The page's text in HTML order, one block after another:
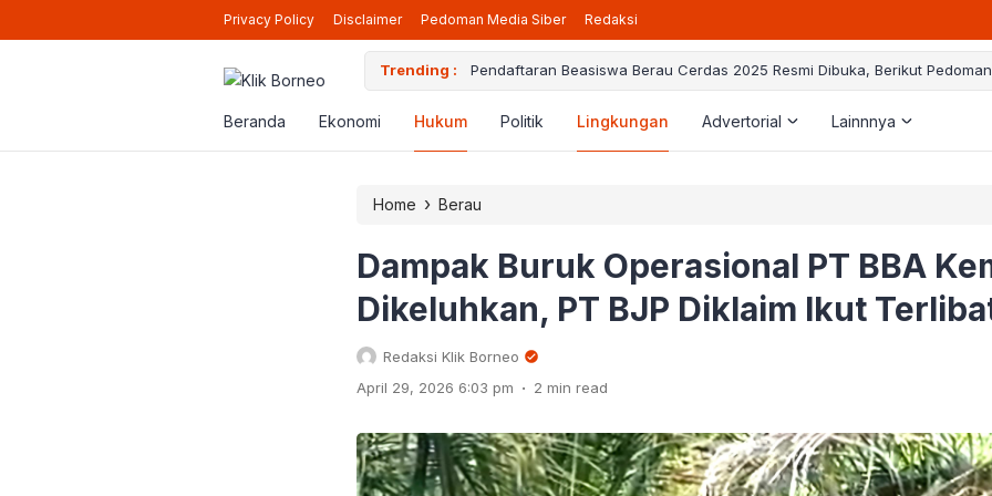
Privacy Policy Disclaimer Pedoman Media Siber Redaksi
Trending :
Siap Beroperasi Lagi di Berau Pendaftaran Beasiswa Berau Cerdas 2025 Resmi Dibuka, Berikut
Beranda Ekonomi Hukum Politik Lingkungan Advertorial Lainnnya
Home › Berau
Dampak Buruk Operasional PT BBA
Dikeluhkan, PT BJP Diklaim Ikut
Redaksi Klik Borneo
April 29, 2026 6:03 pm . 2 min read